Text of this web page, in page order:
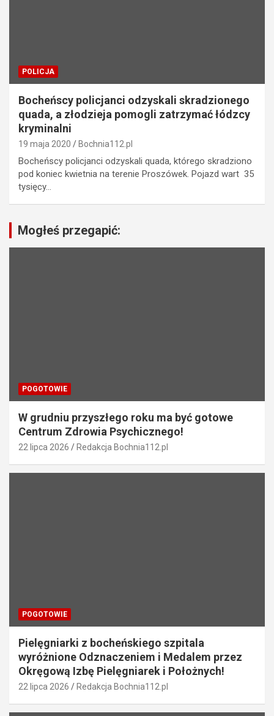
POLICJA
Bocheńscy policjanci odzyskali skradzionego
quada, a złodzieja pomogli zatrzymać łódzcy
kryminalni
19 maja 2020 Bochnia112.pl
Bocheńscy policjanci odzyskali quada, którego skradziono
pod koniec kwietnia na terenie Proszówek. Pojazd wart 35
tysięcy…
Mogłeś przegapić:
POGOTOWIE
W grudniu przyszłego roku ma być gotowe
Centrum Zdrowia Psychicznego!
22 lipca 2026 Redakcja Bochnia112.pl
POGOTOWIE
Pielęgniarki z bocheńskiego szpitala
wyróżnione Odznaczeniem i Medalem przez
Okręgową Izbę Pielęgniarek i Położnych!
22 lipca 2026 Redakcja Bochnia112.pl